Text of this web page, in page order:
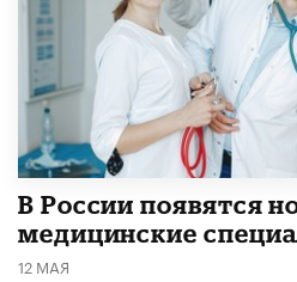
В России появятся
медицинские
12 МАЯ